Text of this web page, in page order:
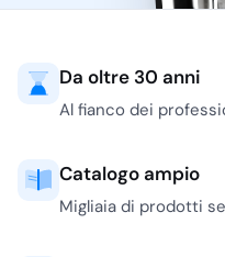
Da oltre 30 anni
Al fianco dei
Catalogo ampio
Migliaia di prodotti